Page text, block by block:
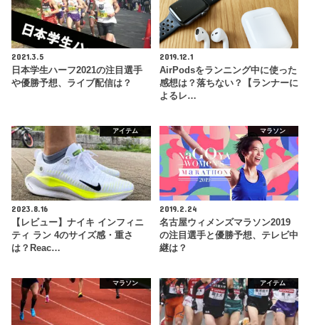
2021.3.5
日本学生ハーフ2021の注目選手
や優勝予想、ライブ配信は？
2019.12.1
AirPodsをランニング中に使った
感想は？落ちない？【ランナーに
よるレ…
アイテム
2023.8.16
【レビュー】ナイキ インフィニ
ティ ラン 4のサイズ感・重さ
は？Reac…
マラソン
2019.2.24
名古屋ウィメンズマラソン2019
の注目選手と優勝予想、テレビ中
継は？
マラソン アイテム